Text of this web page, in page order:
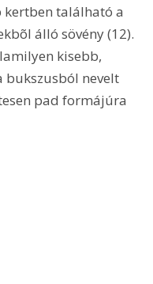
kertben található a
álló sövény (12).
kisebb,
nevelt
pad formájúra